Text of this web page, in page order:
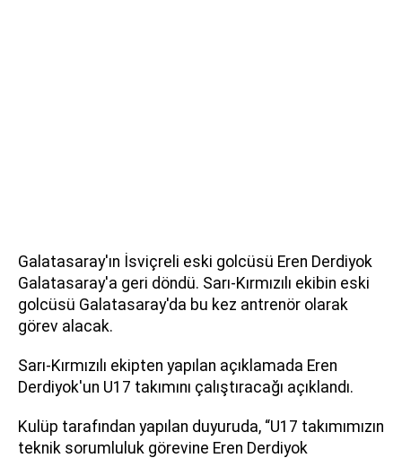
Galatasaray'ın İsviçreli eski golcüsü Eren Derdiyok
Galatasaray'a geri döndü. Sarı-Kırmızılı ekibin eski
golcüsü Galatasaray'da bu kez antrenör olarak
görev alacak.
Sarı-Kırmızılı ekipten yapılan açıklamada Eren
Derdiyok'un U17 takımını çalıştıracağı açıklandı.
Kulüp tarafından yapılan duyuruda, “U17 takımımızın
teknik sorumluluk görevine Eren Derdiyok